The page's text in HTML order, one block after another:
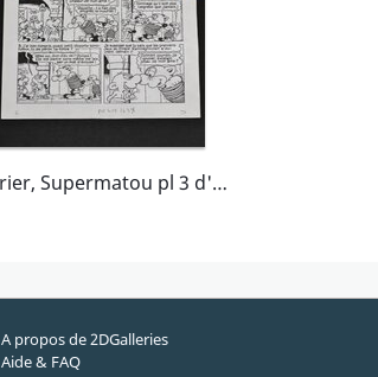
Poirier, Supermatou pl 3 d'une histoire complète Agagax 1er
A propos de 2DGalleries
Aide & FAQ